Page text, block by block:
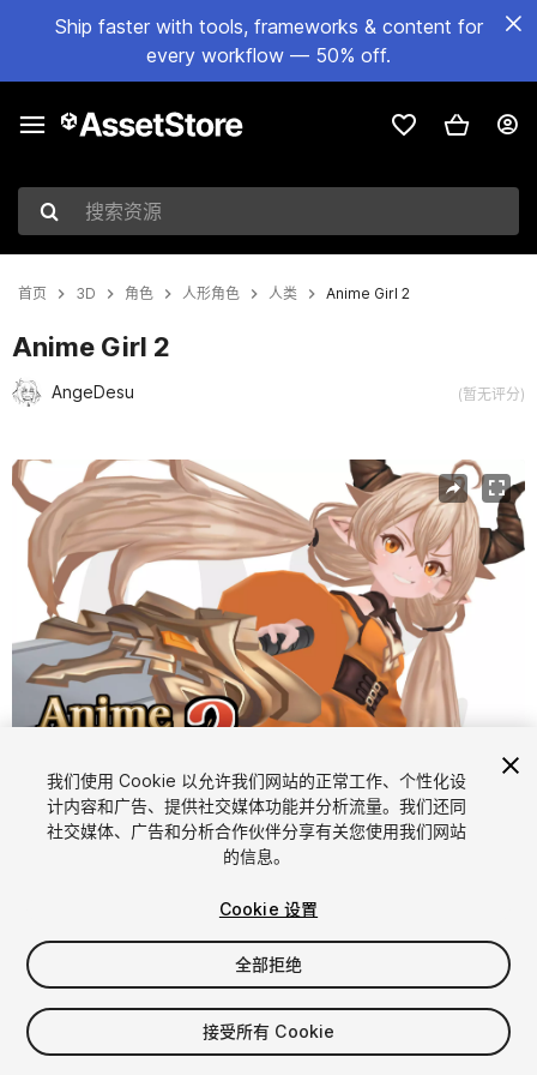
Ship faster with tools, frameworks & content for
every workflow — 50% off.
搜索资源
首页 3D 角色 人形角色 人类 Anime Girl 2
Anime Girl 2
AngeDesu (暂无评分)
当前幻灯片：1 / 6
1/6
$20
增值税将在结算时计算
我们使用 Cookie 以允许我们网站的正常工作、个性化设
计内容和广告、提供社交媒体功能并分析流量。我们还同
社交媒体、广告和分析合作伙伴分享有关您使用我们网站
的信息。
Cookie 设置
全部拒绝
接受所有 Cookie